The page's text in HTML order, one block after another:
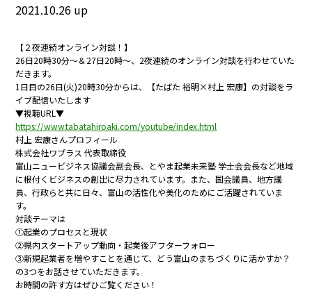
2021.10.26 up
【２夜連続オンライン対談！】
26日20時30分～＆27日20時～、2夜連続のオンライン対談を行わせていた
だきます。
1日目の26日(火)20時30分からは、【たばた 裕明×村上 宏康】の対談をラ
イブ配信いたします
▼視聴URL▼
https://www.tabatahiroaki.com/youtube/index.html
村上 宏康さんプロフィール
株式会社ワプラス 代表取締役
富山ニュービジネス協議会副会長、とやま起業未来塾 学士会会長など地域
に根付くビジネスの創出に尽力されています。また、国会議員、地方議
員、行政らと共に日々、富山の活性化や美化のためにご活躍されていま
す。
対談テーマは
①起業のプロセスと現状
②県内スタートアップ動向・起業後アフターフォロー
③新規起業者を増やすことを通じて、どう富山のまちづくりに活かすか？
の3つをお話させていただきます。
お時間の許す方はぜひご覧ください！